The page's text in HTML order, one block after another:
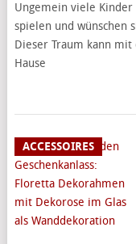
Ungemein viele
spielen und wünschen
Dieser Traum kann
Hause
ACCESSOIRES